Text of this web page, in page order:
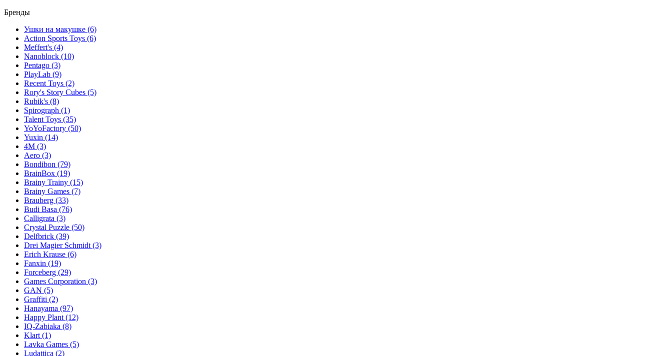
Бренды
Ушки на макушке (6)
Action Sports Toys (6)
Meffert's (4)
Nanoblock (10)
Pentago (3)
PlayLab (9)
Recent Toys (2)
Rory's Story Cubes (5)
Rubik's (8)
Spirograph (1)
Talent Toys (35)
YoYoFactory (50)
Yuxin (14)
4M (3)
Aero (3)
Bondibon (79)
BrainBox (19)
Brainy Trainy (15)
Brainy Games (7)
Brauberg (33)
Budi Basa (76)
Calligrata (3)
Crystal Puzzle (50)
Delfbrick (39)
Drei Magier Schmidt (3)
Erich Krause (6)
Fanxin (19)
Forceberg (29)
Games Corporation (3)
GAN (5)
Graffiti (2)
Hanayama (97)
Happy Plant (12)
IQ-Zabiaka (8)
Klart (1)
Lavka Games (5)
Ludattica (2)